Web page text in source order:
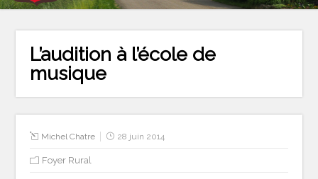
L’audition à l’école de
musique
Michel Chatre 28 juin 2014
Foyer Rural